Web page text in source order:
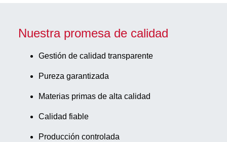
Nuestra promesa de calidad
Gestión de calidad transparente
Pureza garantizada
Materias primas de alta calidad
Calidad fiable
Producción controlada